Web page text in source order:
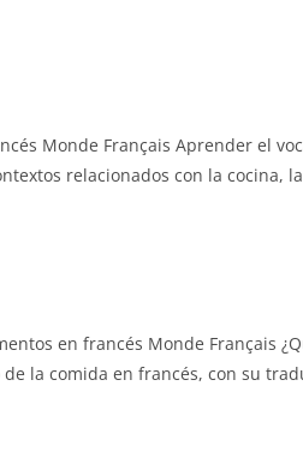
Monde Français Aprender el
relacionados con la cocina,
en francés Monde Français
la comida en francés, con su